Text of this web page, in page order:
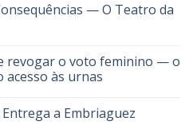
— O Teatro da
revogar o voto feminino — o
acesso às urnas
a Embriaguez